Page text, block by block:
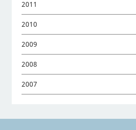
2011
2010
2009
2008
2007